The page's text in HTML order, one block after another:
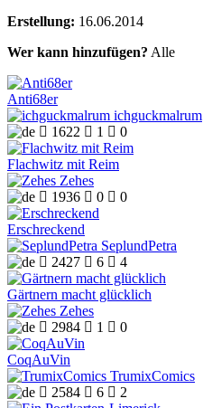
Erstellung: 16.06.2014
Wer kann hinzufügen? Alle
Anti68er
ichguckmalrum
 1622  1  0
Flachwitz mit Reim
Zehes
 1936  0  0
Erschreckend
SeplundPetra
 2427  6  4
Gärtnern macht glücklich
Zehes
 2984  1  0
CoqAuVin
TrumixComics
 2584  6  2